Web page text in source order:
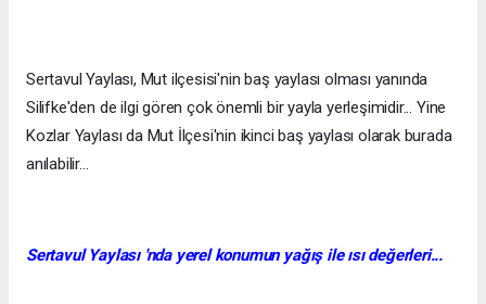
Sertavul Yaylası, Mut ilçesisi'nin baş yaylası olması yanında
Silifke'den de ilgi gören çok önemli bir yayla yerleşimidir... Yine
Kozlar Yaylası da Mut İlçesi'nin ikinci baş yaylası olarak burada
anılabilir...
Sertavul Yaylası 'nda yerel konumun yağış ile ısı değerleri...